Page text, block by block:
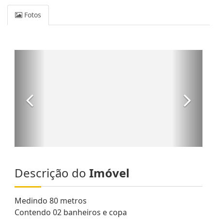
Fotos
Descrição do Imóvel
Medindo 80 metros
Contendo 02 banheiros e copa